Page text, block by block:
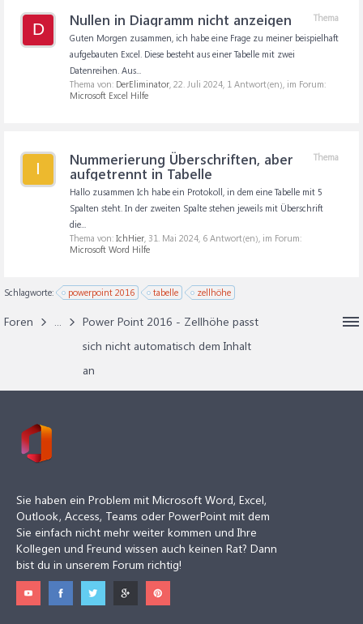
D
Thema
Nullen in Diagramm nicht anzeigen
Guten Morgen zusammen, ich habe eine Frage zu meiner beispielhaft
aufgebauten Excel. Diese besteht aus einer Tabelle mit zwei
Datenreihen. Aus...
Thema von: DerEliminator, 22. Juli 2024, 1 Antwort(en), im Forum:
Microsoft Excel Hilfe
I
Thema
Nummerierung Überschriften, aber
aufgetrennt in Tabelle
Hallo zusammen Ich habe ein Protokoll, in dem eine Tabelle mit 5
Spalten steht. In der zweiten Spalte stehen jeweils mit Überschrift
die...
Thema von: IchHier, 31. Mai 2024, 6 Antwort(en), im Forum:
Microsoft Word Hilfe
Schlagworte: powerpoint 2016 tabelle zellhöhe
Foren ...
Power Point 2016 - Zellhöhe passt
sich nicht automatisch dem Inhalt
an
Sie haben ein Problem mit Microsoft Word, Excel,
Outlook, Access, Teams oder PowerPoint mit dem
Sie einfach nicht mehr weiter kommen und Ihre
Kollegen und Freund wissen auch keinen Rat? Dann
bist du in unserem Forum richtig!